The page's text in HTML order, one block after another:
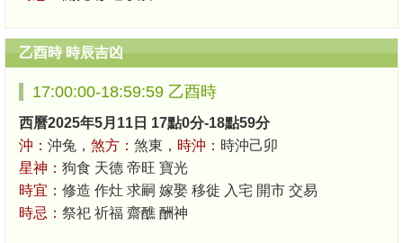
乙酉時 時辰吉凶
17:00:00-18:59:59 乙酉時
西曆2025年5月11日 17點0分-18點59分
沖： 沖兔， 煞方： 煞東， 時沖： 時沖己卯
星神： 狗食 天德 帝旺 寶光
時宜： 修造 作灶 求嗣 嫁娶 移徙 入宅 開市 交易
時忌： 祭祀 祈福 齋醮 酬神